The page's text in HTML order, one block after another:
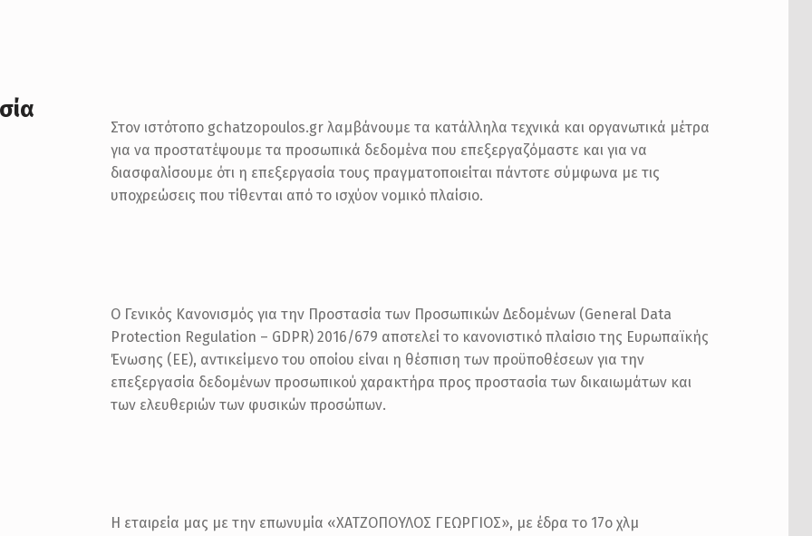
Στον ιστότοπο gchatzopoulos.gr λαμβάνουμε τα κατάλληλα τεχνικά και οργανωτικά μέτρα
για να προστατέψουμε τα προσωπικά δεδομένα που επεξεργαζόμαστε και για να
διασφαλίσουμε ότι η επεξεργασία τους πραγματοποιείται πάντοτε σύμφωνα με τις
υποχρεώσεις που τίθενται από το ισχύον νομικό πλαίσιο.
Ο Γενικός Κανονισμός για την Προστασία των Προσωπικών Δεδομένων (General Data
Protection Regulation – GDPR) 2016/679 αποτελεί το κανονιστικό πλαίσιο της Ευρωπαϊκής
Ένωσης (ΕΕ), αντικείμενο του οποίου είναι η θέσπιση των προϋποθέσεων για την
επεξεργασία δεδομένων προσωπικού χαρακτήρα προς προστασία των δικαιωμάτων και
των ελευθεριών των φυσικών προσώπων.
Η εταιρεία μας με την επωνυμία «ΧΑΤΖΟΠΟΥΛΟΣ ΓΕΩΡΓΙΟΣ», με έδρα το 17ο χλμ